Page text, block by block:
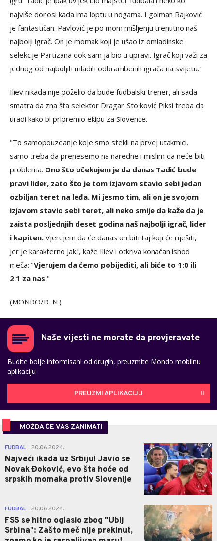
najviše donosi kada ima loptu u nogama. I golman Rajković
je fantastičan. Pavlović je po mom mišljenju trenutno naš
najbolji igrač. On je momak koji je ušao iz omladinske
selekcije Partizana dok sam ja bio u upravi. Igrač koji važi za
jednog od najboljih mladih odbrambenih igrača na svijetu."
Iliev nikada nije poželio da bude fudbalski trener, ali sada
smatra da zna šta selektor Dragan Stojković Piksi treba da
uradi kako bi pripremio ekipu za Slovence.
"To samopouzdanje koje smo stekli na prvoj utakmici,
samo treba da prenesemo na naredne i mislim da neće biti
problema. Ono što očekujem je da danas Tadić bude
pravi lider, zato što je tom izjavom stavio sebi jedan
ozbiljan teret na leđa. Mi jesmo tim, ali on je svojom
izjavom stavio sebi teret, ali neko smije da kaže da je
zaista posljednjih deset godina naš najbolji igrač, lider
i kapiten. Vjerujem da će danas on biti taj koji će riješiti,
jer je karakterno jak", kaže Iliev i otkriva konačan ishod
meča: "Vjerujem da ćemo pobijediti, ali biće to 1:0 ili
2:1 za nas."
(MONDO/D. N.)
Naše vijesti ne morate da provjeravate
Budite bolje informisani od drugih, preuzmite Mondo mobilnu
aplikaciju
PREUZMI APLIKACIJU
MOŽDA ĆE VAS ZANIMATI
FUDBAL 20.06.2024.
Najveći ikada uz Srbiju! Javio se
Novak Đoković, evo šta hoće od
srpskih momaka protiv Slovenije
0
FUDBAL 20.06.2024.
FSS se hitno oglasio zbog "Ubij
Srbina": Zašto meč nije prekinut,
1